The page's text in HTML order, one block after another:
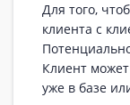
Для того,
клиента с
Клиент
уже в базе